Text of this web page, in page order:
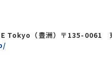
Tokyo（豊洲）〒135-0061